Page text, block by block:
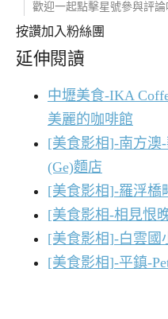
歡迎一起點擊星號參與評論
按讚加入粉絲團
延伸閱讀
中壢美食-IKA
美麗的咖啡館
[美食影相]-南方澳
(Ge)麵店
[美食影相]-羅浮橋
[美食影相-相見恨
[美食影相]-白雲國
[美食影相]-平鎮-